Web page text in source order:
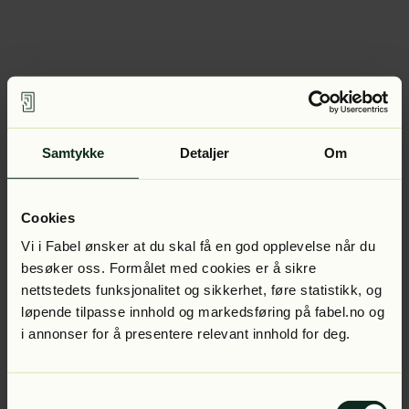
Samtykke Detaljer Om
Cookies
Vi i Fabel ønsker at du skal få en god opplevelse når du
besøker oss. Formålet med cookies er å sikre
nettstedets funksjonalitet og sikkerhet, føre statistikk, og
løpende tilpasse innhold og markedsføring på fabel.no og
i annonser for å presentere relevant innhold for deg.